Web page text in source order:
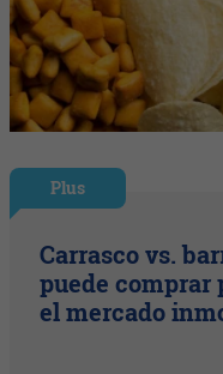
Plus
Carrasco vs.
puede comprar
el mercado